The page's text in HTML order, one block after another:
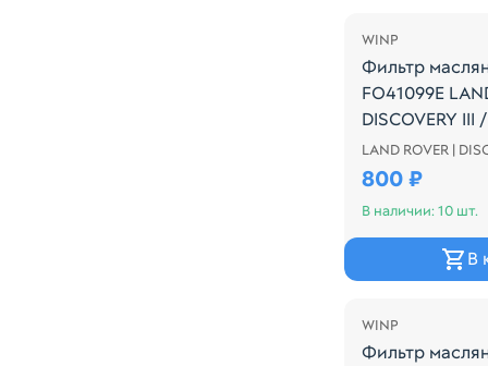
WINP
Фильтр
FO41099E
DISCOVERY III
LAND ROVER |
800 ₽
В наличии: 10 шт.
В
WINP
Фильтр